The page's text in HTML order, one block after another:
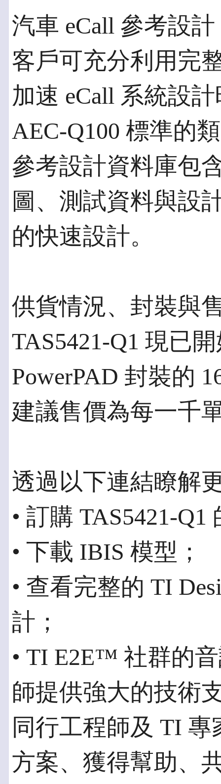
汽車 eCall 參考設計
客戶可充分利用完
加速 eCall 系統設
AEC-Q100 標準的
參考設計資料庫包
圖、測試資料與設
的快速設計。
供貨情況、封裝與
TAS5421-Q1 現已
PowerPAD 封裝的
建議售價為每一千
透過以下連結瞭解
• 訂購 TAS5421-Q1
• 下載 IBIS 模型；
• 查看完整的 TI
計；
• TI E2E™ 社群的
師提供強大的技術
同行工程師及 TI
方案、獲得幫助、